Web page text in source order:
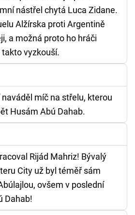
nástřel chytá Luca Zidane.
Alžírska proti Argentině
a možná proto ho hráči
vyzkouší.
naváděl míč na střelu, kterou
Husám Abú Dahab.
Rijád Mahriz! Bývalý
City už byl téměř sám
ovšem v poslední
Dahab!